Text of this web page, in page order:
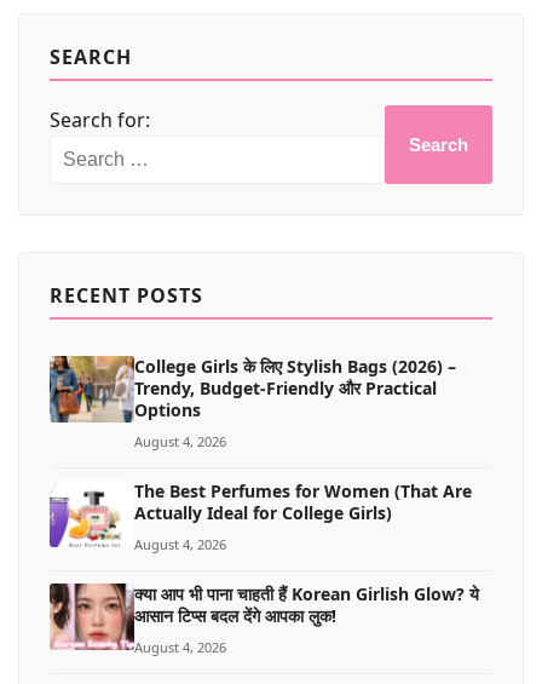
SEARCH
Search for:
Search
RECENT POSTS
College Girls के लिए Stylish Bags (2026) –
Trendy, Budget-Friendly और Practical
Options
August 4, 2026
The Best Perfumes for Women (That Are
Actually Ideal for College Girls)
August 4, 2026
क्या आप भी पाना चाहती हैं Korean Girlish Glow? ये
आसान टिप्स बदल देंगे आपका लुक!
August 4, 2026